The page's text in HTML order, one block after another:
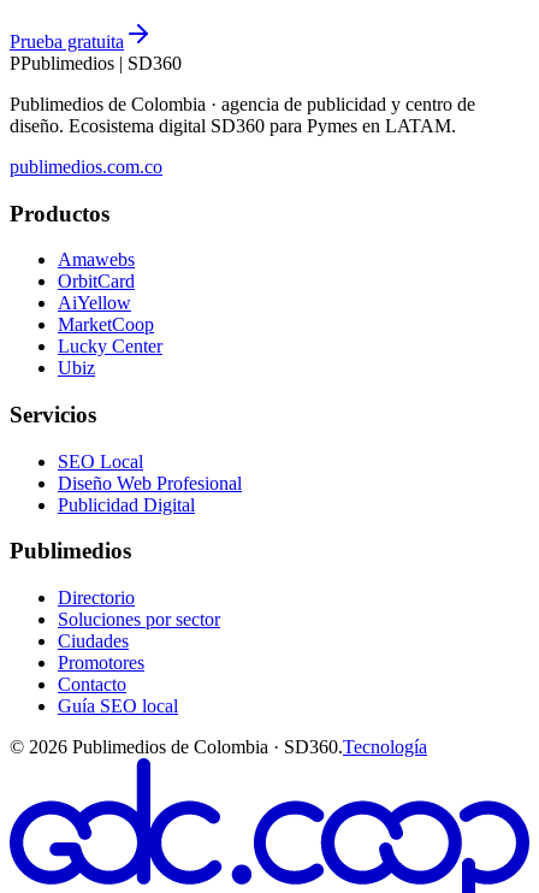
Prueba gratuita
PPublimedios | SD360
Publimedios de Colombia · agencia de publicidad y centro de
diseño. Ecosistema digital SD360 para Pymes en LATAM.
publimedios.com.co
Productos
Amawebs
OrbitCard
AiYellow
MarketCoop
Lucky Center
Ubiz
Servicios
SEO Local
Diseño Web Profesional
Publicidad Digital
Publimedios
Directorio
Soluciones por sector
Ciudades
Promotores
Contacto
Guía SEO local
© 2026 Publimedios de Colombia · SD360.Tecnología